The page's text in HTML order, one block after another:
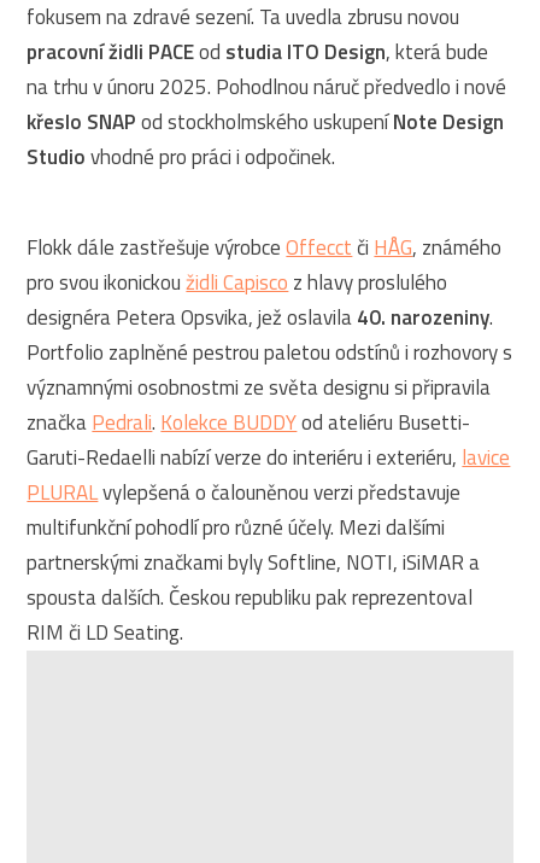
fokusem na zdravé sezení. Ta uvedla zbrusu novou
pracovní židli PACEod studia ITO Design, která bude
na trhu v únoru 2025. Pohodlnou náruč předvedlo i nové
křeslo SNAPod stockholmského uskupeníNote Design
Studiovhodné pro práci i odpočinek.
Flokk dále zastřešuje výrobceOffecct či HÅG, známého
pro svou ikonickoužidli Capisco z hlavy proslulého
designéra Petera Opsvika, jež oslavila40. narozeniny.
Portfolio zaplněné pestrou paletou odstínů i rozhovory s
významnými osobnostmi ze světa designu si připravila
značkaPedrali. Kolekce BUDDYod ateliéru Busetti-
Garuti-Redaelli nabízí verze do interiéru i exteriéru, lavice
PLURALvylepšená o čalouněnou verzi představuje
multifunkční pohodlí pro různé účely. Mezi dalšími
partnerskými značkami byly Softline, NOTI, iSiMAR a
spousta dalších. Českou republiku pak reprezentoval
RIM či LD Seating.